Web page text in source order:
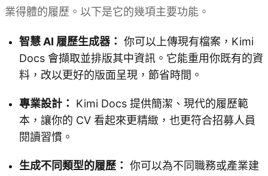
業得體的履歷。以下是它的幾項主要功能。
智慧 AI 履歷生成器： 你可以上傳現有檔案，Kimi
Docs 會擷取並排版其中資訊。它能重用你既有的資
料，改以更好的版面呈現，節省時間。
專業設計：
Kimi Docs 提供簡潔、現代的履歷範
本，讓你的 CV 看起來更精緻，也更符合招募人員
閱讀習慣。
生成不同類型的履歷： 你可以為不同職務或產業建